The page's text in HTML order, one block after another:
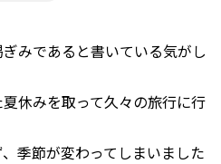
みであると書いている気がし
休みを取って久々の旅行に行
季節が変わってしまいました